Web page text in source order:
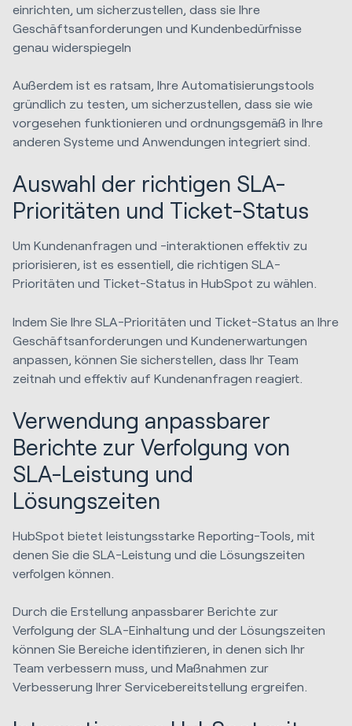
einrichten, um sicherzustellen, dass sie Ihre
Geschäftsanforderungen und Kundenbedürfnisse
genau widerspiegeln
Außerdem ist es ratsam, Ihre Automatisierungstools
gründlich zu testen, um sicherzustellen, dass sie wie
vorgesehen funktionieren und ordnungsgemäß in Ihre
anderen Systeme und Anwendungen integriert sind.
Auswahl der richtigen SLA-
Prioritäten und Ticket-Status
Um Kundenanfragen und -interaktionen effektiv zu
priorisieren, ist es essentiell, die richtigen SLA-
Prioritäten und Ticket-Status in HubSpot zu wählen.
Indem Sie Ihre SLA-Prioritäten und Ticket-Status an Ihre
Geschäftsanforderungen und Kundenerwartungen
anpassen, können Sie sicherstellen, dass Ihr Team
zeitnah und effektiv auf Kundenanfragen reagiert.
Verwendung anpassbarer
Berichte zur Verfolgung von
SLA-Leistung und
Lösungszeiten
HubSpot bietet leistungsstarke Reporting-Tools, mit
denen Sie die SLA-Leistung und die Lösungszeiten
verfolgen können.
Durch die Erstellung anpassbarer Berichte zur
Verfolgung der SLA-Einhaltung und der Lösungszeiten
können Sie Bereiche identifizieren, in denen sich Ihr
Team verbessern muss, und Maßnahmen zur
Verbesserung Ihrer Servicebereitstellung ergreifen.